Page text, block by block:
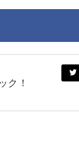
ク！